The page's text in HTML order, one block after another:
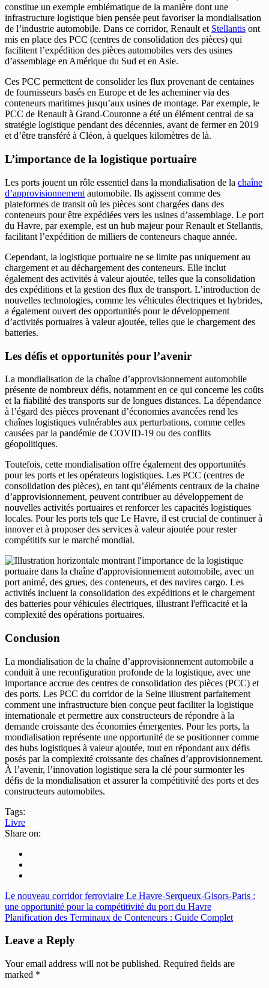
constitue un exemple emblématique de la manière dont une
infrastructure logistique bien pensée peut favoriser la mondialisation
de l’industrie automobile. Dans ce corridor, Renault et Stellantis ont
mis en place des PCC (centres de consolidation des pièces) qui
facilitent l’expédition des pièces automobiles vers des usines
d’assemblage en Amérique du Sud et en Asie.
Ces PCC permettent de consolider les flux provenant de centaines
de fournisseurs basés en Europe et de les acheminer via des
conteneurs maritimes jusqu’aux usines de montage. Par exemple, le
PCC de Renault à Grand-Couronne a été un élément central de sa
stratégie logistique pendant des décennies, avant de fermer en 2019
et d’être transféré à Cléon, à quelques kilomètres de là.
L’importance de la logistique portuaire
Les ports jouent un rôle essentiel dans la mondialisation de la chaîne
d’approvisionnement automobile. Ils agissent comme des
plateformes de transit où les pièces sont chargées dans des
conteneurs pour être expédiées vers les usines d’assemblage. Le port
du Havre, par exemple, est un hub majeur pour Renault et Stellantis,
facilitant l’expédition de milliers de conteneurs chaque année.
Cependant, la logistique portuaire ne se limite pas uniquement au
chargement et au déchargement des conteneurs. Elle inclut
également des activités à valeur ajoutée, telles que la consolidation
des expéditions et la gestion des flux de transport. L’introduction de
nouvelles technologies, comme les véhicules électriques et hybrides,
a également ouvert des opportunités pour le développement
d’activités portuaires à valeur ajoutée, telles que le chargement des
batteries.
Les défis et opportunités pour l’avenir
La mondialisation de la chaîne d’approvisionnement automobile
présente de nombreux défis, notamment en ce qui concerne les coûts
et la fiabilité des transports sur de longues distances. La dépendance
à l’égard des pièces provenant d’économies avancées rend les
chaînes logistiques vulnérables aux perturbations, comme celles
causées par la pandémie de COVID-19 ou des conflits
géopolitiques.
Toutefois, cette mondialisation offre également des opportunités
pour les ports et les opérateurs logistiques. Les PCC (centres de
consolidation des pièces), en tant qu’éléments centraux de la chaine
d’approvisionnement, peuvent contribuer au développement de
nouvelles activités portuaires et renforcer les capacités logistiques
locales. Pour les ports tels que Le Havre, il est crucial de continuer à
innover et à proposer des services à valeur ajoutée pour rester
compétitifs sur le marché mondial.
Conclusion
La mondialisation de la chaîne d’approvisionnement automobile a
conduit à une reconfiguration profonde de la logistique, avec une
importance accrue des centres de consolidation des pièces (PCC) et
des ports. Les PCC du corridor de la Seine illustrent parfaitement
comment une infrastructure bien conçue peut faciliter la logistique
internationale et permettre aux constructeurs de répondre à la
demande croissante des économies émergentes. Pour les ports, la
mondialisation représente une opportunité de se positionner comme
des hubs logistiques à valeur ajoutée, tout en répondant aux défis
posés par la complexité croissante des chaînes d’approvisionnement.
À l’avenir, l’innovation logistique sera la clé pour surmonter les
défis de la mondialisation et assurer la compétitivité des ports et des
constructeurs automobiles.
Tags:
Livre
Share on:
Le nouveau corridor ferroviaire Le Havre-Serqueux-Gisors-Paris :
une opportunité pour la compétitivité du port du Havre
Planification des Terminaux de Conteneurs : Guide Complet
Leave a Reply
Your email address will not be published. Required fields are
marked *